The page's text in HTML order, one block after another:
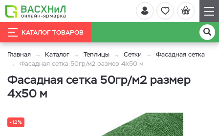
КАТАЛОГ ТОВАРОВ
Главная Каталог Теплицы Сетки
Фасадная сетка
Фасадная сетка 50гр/м2 размер 4х50 м
Фасадная сетка 50гр/м2 размер
4х50 м
-12%